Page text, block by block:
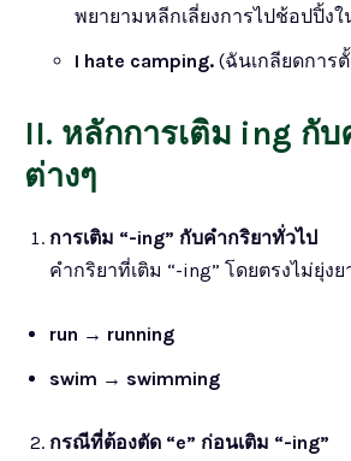
พยายามหลีกเลี่ยงการไปช้อปปิ้ง
I hate camping. (ฉันเกลียดการ
II. หลักการเติม ing กับ
ต่างๆ
การเติม “-ing” กับคำกริยาทั่วไป
คำกริยาที่เติม “-ing” โดยตรงไม่ยุ่ง
run → running
swim → swimming
กรณีที่ต้องตัด “e” ก่อนเติม “-ing”